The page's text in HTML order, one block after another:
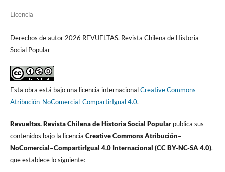
Licencia
Derechos de autor 2026 REVUELTAS. Revista Chilena de Historia
Social Popular
Esta obra está bajo una licencia internacionalCreative Commons
Atribución-NoComercial-CompartirIgual 4.0.
Revueltas. Revista Chilena de Historia Social Popularpublica sus
contenidos bajo la licencia Creative Commons Atribución–
NoComercial–CompartirIgual 4.0 Internacional (CC BY-NC-SA 4.0),
que establece lo siguiente: